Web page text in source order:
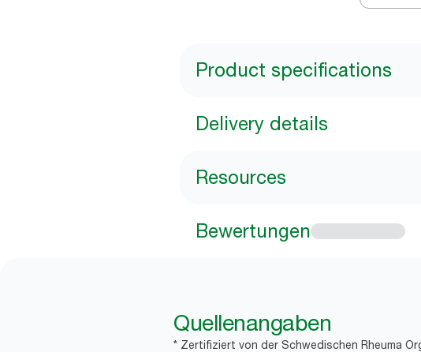
Product specifications
Delivery details
Resources
Bewertungen
Quellenangaben
* Zertifiziert von der Schwedischen Rheuma